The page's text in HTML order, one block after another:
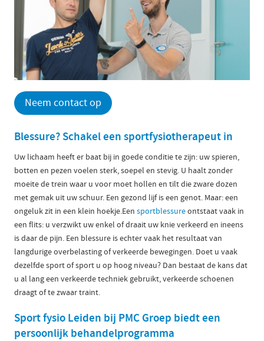
Neem contact op
Blessure? Schakel een sportfysiotherapeut in
Uw lichaam heeft er baat bij in goede conditie te zijn: uw spieren,
botten en pezen voelen sterk, soepel en stevig. U haalt zonder
moeite de trein waar u voor moet hollen en tilt die zware dozen
met gemak uit uw schuur. Een gezond lijf is een genot. Maar: een
ongeluk zit in een klein hoekje.Een sportblessureontstaat vaak in
een flits: u verzwikt uw enkel of draait uw knie verkeerd en ineens
is daar de pijn. Een blessure is echter vaak het resultaat van
langdurige overbelasting of verkeerde bewegingen. Doet u vaak
dezelfde sport of sport u op hoog niveau? Dan bestaat de kans dat
u al lang een verkeerde techniek gebruikt, verkeerde schoenen
draagt of te zwaar traint.
Sport fysio Leiden bij PMC Groep biedt een
persoonlijk behandelprogramma